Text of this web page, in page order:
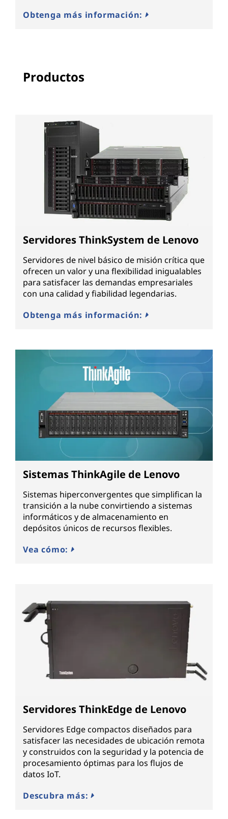
Obtenga más información:
Productos
Servidores ThinkSystem de Lenovo
Servidores de nivel básico de misión crítica que
ofrecen un valor y una flexibilidad inigualables
para satisfacer las demandas empresariales
con una calidad y fiabilidad legendarias.
Obtenga más información:
Sistemas ThinkAgile de Lenovo
Sistemas hiperconvergentes que simplifican la
transición a la nube convirtiendo a sistemas
informáticos y de almacenamiento en
depósitos únicos de recursos flexibles.
Vea cómo:
Servidores ThinkEdge de Lenovo
Servidores Edge compactos diseñados para
satisfacer las necesidades de ubicación remota
y construidos con la seguridad y la potencia de
procesamiento óptimas para los flujos de
datos IoT.
Descubra más: